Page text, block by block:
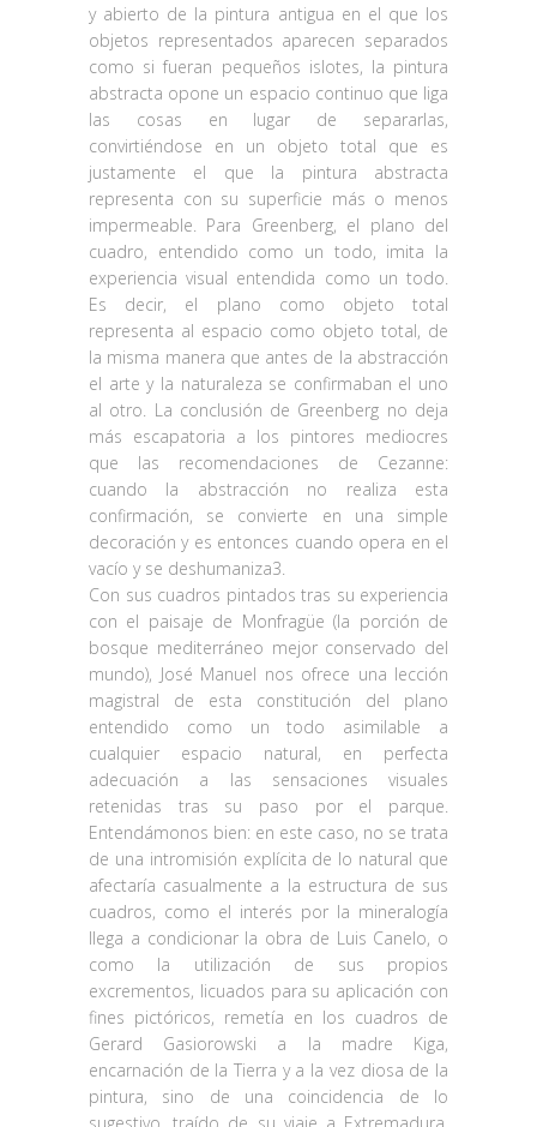
y abierto de la pintura antigua en el que los
objetos representados aparecen separados
como si fueran pequeños islotes, la pintura
abstracta opone un espacio continuo que liga
las cosas en lugar de separarlas,
convirtiéndose en un objeto total que es
justamente el que la pintura abstracta
representa con su superficie más o menos
impermeable. Para Greenberg, el plano del
cuadro, entendido como un todo, imita la
experiencia visual entendida como un todo.
Es decir, el plano como objeto total
representa al espacio como objeto total, de
la misma manera que antes de la abstracción
el arte y la naturaleza se confirmaban el uno
al otro. La conclusión de Greenberg no deja
más escapatoria a los pintores mediocres
que las recomendaciones de Cezanne:
cuando la abstracción no realiza esta
confirmación, se convierte en una simple
decoración y es entonces cuando opera en el
vacío y se deshumaniza3.
Con sus cuadros pintados tras su experiencia
con el paisaje de Monfragüe (la porción de
bosque mediterráneo mejor conservado del
mundo), José Manuel nos ofrece una lección
magistral de esta constitución del plano
entendido como un todo asimilable a
cualquier espacio natural, en perfecta
adecuación a las sensaciones visuales
retenidas tras su paso por el parque.
Entendámonos bien: en este caso, no se trata
de una intromisión explícita de lo natural que
afectaría casualmente a la estructura de sus
cuadros, como el interés por la mineralogía
llega a condicionar la obra de Luis Canelo, o
como la utilización de sus propios
excrementos, licuados para su aplicación con
fines pictóricos, remetía en los cuadros de
Gerard Gasiorowski a la madre Kiga,
encarnación de la Tierra y a la vez diosa de la
pintura, sino de una coincidencia de lo